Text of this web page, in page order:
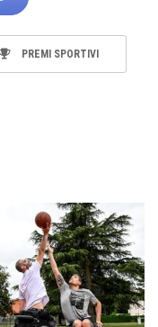
PREMI SPORTIVI